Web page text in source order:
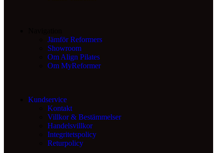
Jämför Reformers
Showroom
Om Align Pilates
Om MyReformer
Kundservice
Kontakt
Villkor & Bestämmelser
Handelsvillkor
Integritetspolicy
Returpolicy